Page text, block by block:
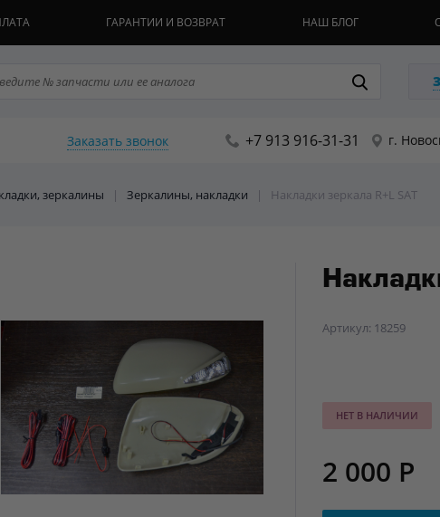
ГАРАНТИИ И ВОЗВРАТ НАШ БЛОГ
Заказать звонок +7 913 916-31-31 г.
зеркалины | Зеркалины, накладки | Накладки зеркала R+L SAT
Артикул: 18259
НЕТ В НАЛИЧИИ
2 000 Р